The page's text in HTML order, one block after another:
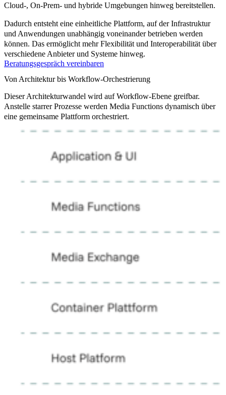
Cloud-, On-Prem- und hybride Umgebungen hinweg bereitstellen.
Dadurch entsteht eine einheitliche Plattform, auf der Infrastruktur
und Anwendungen unabhängig voneinander betrieben werden
können. Das ermöglicht mehr Flexibilität und Interoperabilität über
verschiedene Anbieter und Systeme hinweg.
Beratungsgespräch vereinbaren
Von Architektur bis Workflow-Orchestrierung
Dieser Architekturwandel wird auf Workflow-Ebene greifbar.
Anstelle starrer Prozesse werden Media Functions dynamisch über
eine gemeinsame Plattform orchestriert.